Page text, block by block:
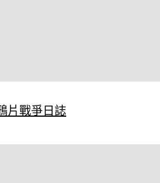
片戰爭日誌